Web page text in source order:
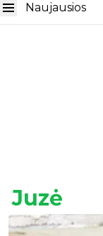
Naujausios
Juzė